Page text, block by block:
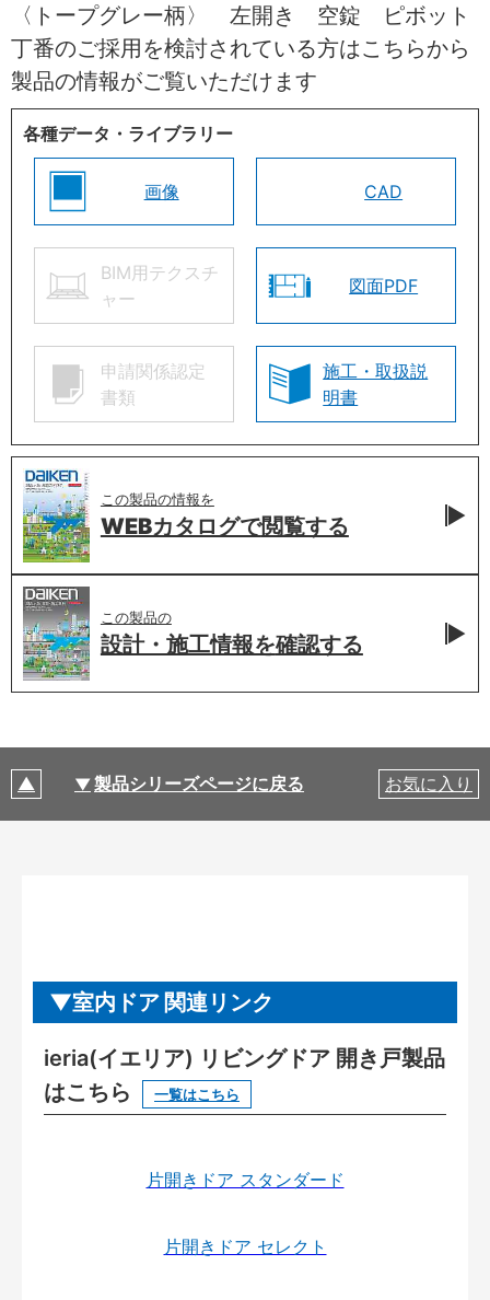
〈トープグレー柄〉 左開き 空錠 ピボット
丁番のご採用を検討されている方はこちらから
製品の情報がご覧いただけます
各種データ・ライブラリー
画像 CAD
BIM用テクスチ
ャー
図面PDF
申請関係認定
書類
施工・取扱説
明書
この製品の情報を
WEBカタログで閲覧する
この製品の
設計・施工情報を確認する
製品シリーズページに戻る お気に入り
室内ドア 関連リンク
ieria(イエリア) リビングドア 開き戸製品
はこちら
一覧はこちら
片開きドア スタンダード
片開きドア セレクト